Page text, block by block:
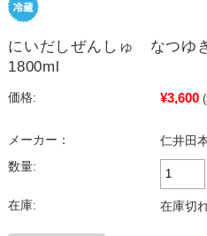
にいだしぜんしゅ なつ
1800ml
価格: ¥3,600
メーカー：
仁井田
数量:
在庫: 在庫切